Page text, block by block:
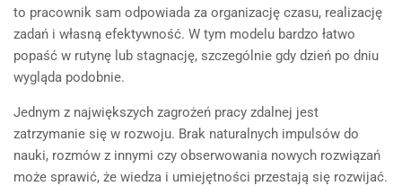
to pracownik sam odpowiada za organizację czasu, realizację
zadań i własną efektywność. W tym modelu bardzo łatwo
popaść w rutynę lub stagnację, szczególnie gdy dzień po dniu
wygląda podobnie.
Jednym z największych zagrożeń pracy zdalnej jest
zatrzymanie się w rozwoju. Brak naturalnych impulsów do
nauki, rozmów z innymi czy obserwowania nowych rozwiązań
może sprawić, że wiedza i umiejętności przestają się rozwijać.